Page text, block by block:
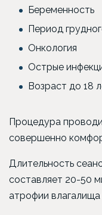
Беременность
Период
Онкология
Острые
Возраст до 18
Процедура
совершенно
Длительность
составляет 20-50
атрофии